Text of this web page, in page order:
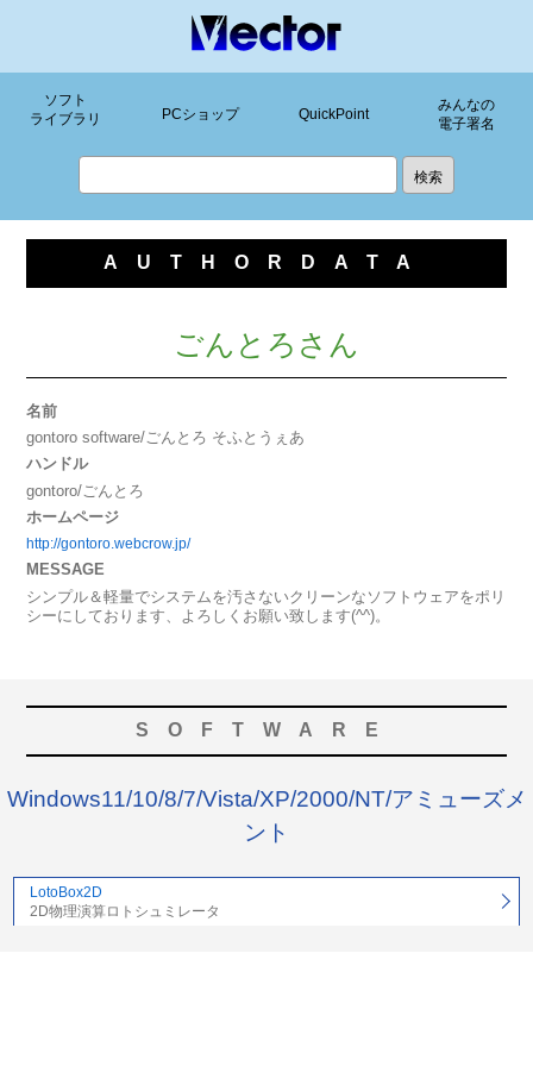
ソフト
ライブラリ
PCショップ QuickPoint
みんなの
電子署名
AUTHORDATA
ごんとろさん
名前
gontoro software/ごんとろ そふとうぇあ
ハンドル
gontoro/ごんとろ
ホームページ
http://gontoro.webcrow.jp/
MESSAGE
シンプル＆軽量でシステムを汚さないクリーンなソフトウェアをポリ
シーにしております、よろしくお願い致します(^^)。
SOFTWARE
Windows11/10/8/7/Vista/XP/2000/NT/アミューズメ
ント
LotoBox2D
2D物理演算ロトシュミレータ